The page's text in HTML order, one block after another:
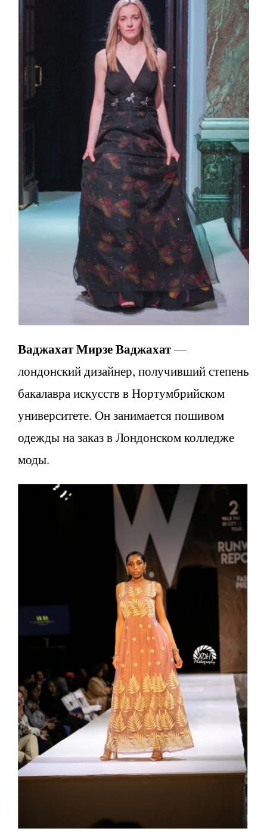
Ваджахат Мирзе Ваджахат—
лондонский дизайнер, получивший степень
бакалавра искусств в Нортумбрийском
университете. Он занимается пошивом
одежды на заказ в Лондонском колледже
моды.